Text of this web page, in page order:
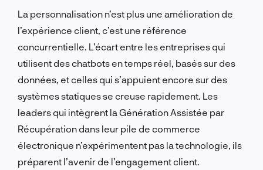
La personnalisation n’est plus une amélioration de
l’expérience client, c’est une référence
concurrentielle. L’écart entre les entreprises qui
utilisent des chatbots en temps réel, basés sur des
données, et celles qui s’appuient encore sur des
systèmes statiques se creuse rapidement. Les
leaders qui intègrent la Génération Assistée par
Récupération dans leur pile de commerce
électronique n’expérimentent pas la technologie, ils
préparent l’avenir de l’engagement client.